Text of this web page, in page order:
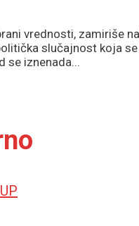
vrednosti, zamiriše
slučajnost koja
se iznenada...